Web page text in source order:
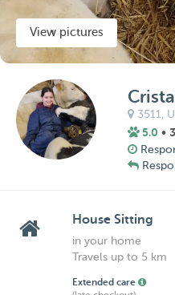
View pictures
3511,
5.0 •
House Sitting
in your home
Travels up to 5 km
Extended care